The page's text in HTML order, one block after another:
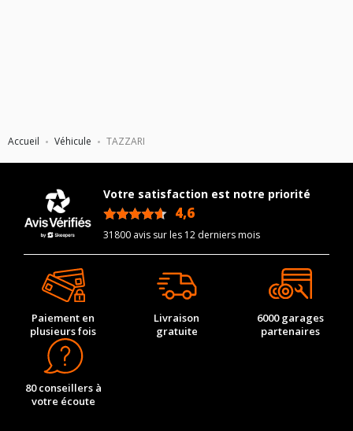
Accueil Véhicule TAZZARI
Votre satisfaction est notre priorité
4,6
31800 avis sur les 12 derniers mois
Paiement en
plusieurs fois
Livraison
gratuite
6000 garages
partenaires
80 conseillers à
votre écoute